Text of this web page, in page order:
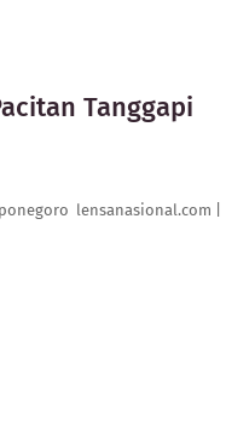
Tanggapi
lensanasional.com |